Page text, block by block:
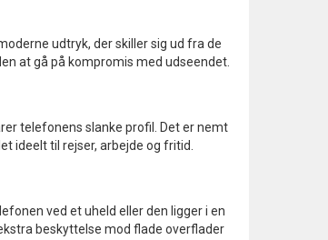
udtryk, der skiller sig ud fra de
at gå på kompromis med udseendet.
telefonens slanke profil. Det er nemt
ideelt til rejser, arbejde og fritid.
ved et uheld eller den ligger i en
beskyttelse mod flade overflader